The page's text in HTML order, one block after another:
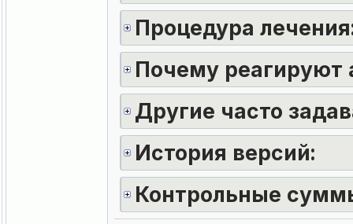
Процедура
Почему реагируют
Другие часто
История версий:
Контрольные